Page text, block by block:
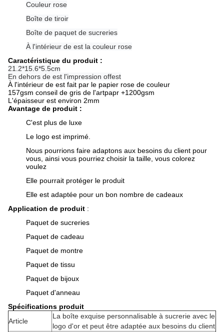
Couleur rose
Boîte de tiroir
Boîte de paquet de sucreries
À l'intérieur de est la couleur rose
Caractéristique du produit :
21.2*15.6*5.5cm
En dehors de est l'impression offest
À l'intérieur de est fait par le papier rose de couleur
157gsm conseil de gris de l'artpapr +1200gsm
L'épaisseur est environ 2mm
Avantage de produit :
C'est plus de luxe
Le logo est imprimé.
Nous pourrions faire adaptons aux besoins du client pour
vous, ainsi vous pourriez choisir la taille, vous colorez
voulez
Elle pourrait protéger le produit
Elle est adaptée pour un bon nombre de cadeaux
Application de produit :
Paquet de sucreries
Paquet de cadeau
Paquet de montre
Paquet de tissu
Paquet de bijoux
Paquet d'anneau
Spécifications produit
Article
La boîte exquise personnalisable à sucrerie avec le
logo d'or et peut être adaptée aux besoins du client